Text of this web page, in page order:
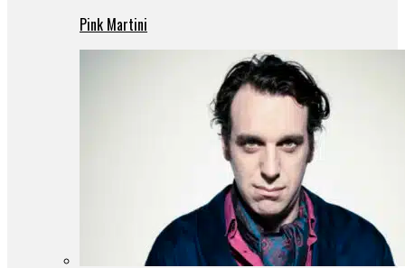
Pink Martini